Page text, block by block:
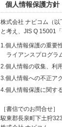
個人情報保護方針
株式会社 ナビコム（
と考え、JIS Q 15001
1.個人情報保護の重要
ライアンスプログラ
2.個人情報の収集、利
3.個人情報への不正ア
4.個人情報保護に関す
［書信でのお問合せ］
駿東郡長泉町下土狩